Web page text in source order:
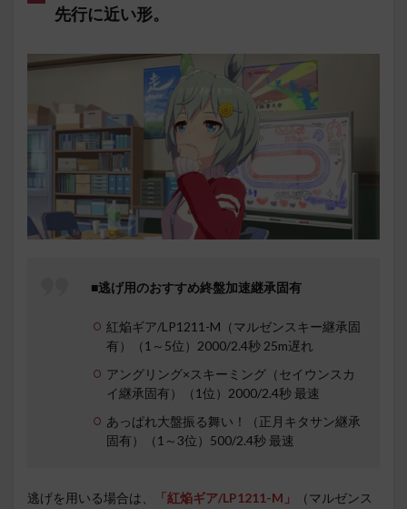
先行に近い形。
■逃げ用のおすすめ終盤加速継承固有
紅焔ギア/LP1211-M（マルゼンスキー継承固
有）（1～5位）2000/2.4秒 25m遅れ
アングリング×スキーミング（セイウンスカ
イ継承固有）（1位）2000/2.4秒 最速
あっぱれ大盤振る舞い！（正月キタサン継承
固有）（1～3位）500/2.4秒 最速
逃げを用いる場合は、 「紅焔ギア/LP1211-M」
（マルゼンス